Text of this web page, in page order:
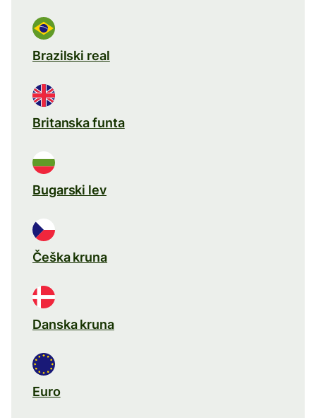
Brazilski real
Britanska funta
Bugarski lev
Češka kruna
Danska kruna
Euro